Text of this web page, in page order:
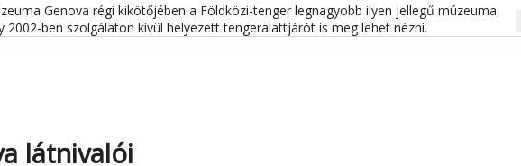
Genova régi kikötőjében a Földközi-tenger legnagyobb ilyen jellegű múzeuma,
2002-ben szolgálaton kívül helyezett tengeralattjárót is meg lehet nézni.
látnivalói